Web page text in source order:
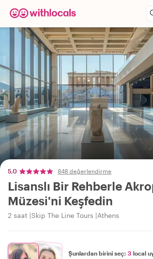
5,0 848 değerlendirme
Lisanslı Bir Rehberle
Müzesi'ni Keşfedin
2 saat Skip The Line Tours Athens
Şunlardan birini seç: 3 local